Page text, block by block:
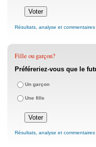
Résultats, analyse et commentaires
Fille ou garçon?
Préféreriez-vous que le
Un garçon
Une fille
Résultats, analyse et commentaires